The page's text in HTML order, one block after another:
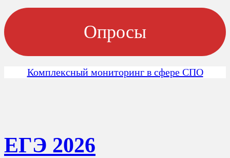
Опросы
Комплексный мониторинг в сфере СПО
ЕГЭ 2026